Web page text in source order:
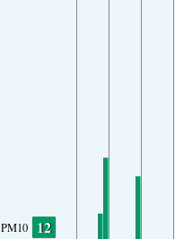
PM10 12